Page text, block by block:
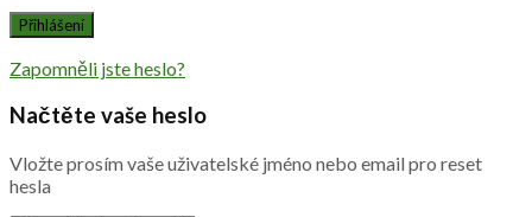
Zapomněli jste heslo?
Načtěte vaše heslo
Vložte prosím vaše uživatelské jméno nebo email pro reset
hesla